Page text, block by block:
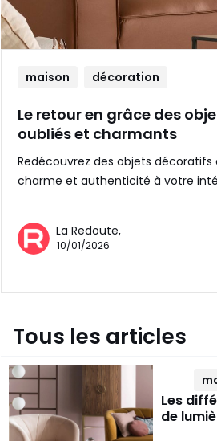
maison décoration
Le retour en grâce des
oubliés et charmants
Redécouvrez des objets
charme et authenticité à votre
La Redoute,
10/01/2026
Tous les articles
Les
de